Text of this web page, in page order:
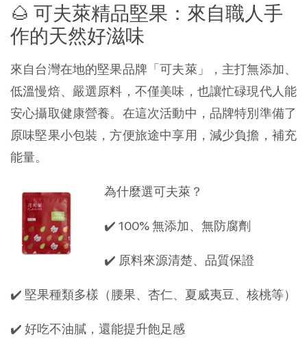
🌰 可夫萊精品堅果：來自職人手
作的天然好滋味
來自台灣在地的堅果品牌「可夫萊」，主打無添加、
低溫慢焙、嚴選原料，不僅美味，也讓忙碌現代人能
安心攝取健康營養。在這次活動中，品牌特別準備了
原味堅果小包裝，方便旅途中享用，減少負擔，補充
能量。
為什麼選可夫萊？
✔️ 100% 無添加、無防腐劑
✔️ 原料來源清楚、品質保證
✔️ 堅果種類多樣（腰果、杏仁、夏威夷豆、核桃等）
✔️ 好吃不油膩，還能提升飽足感